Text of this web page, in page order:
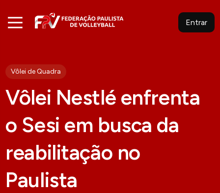
Entrar
Vôlei de Quadra
Vôlei Nestlé enfrenta
o Sesi em busca da
reabilitação no
Paulista